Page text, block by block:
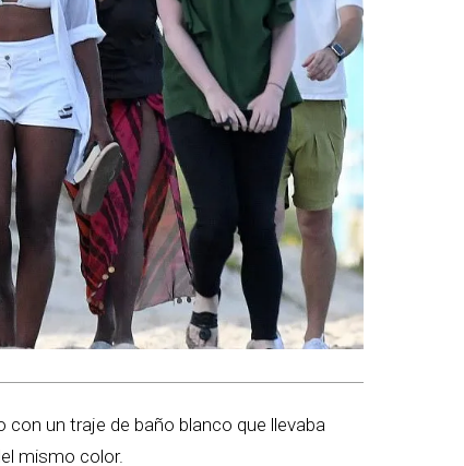
un traje de baño blanco que llevaba
mismo color.